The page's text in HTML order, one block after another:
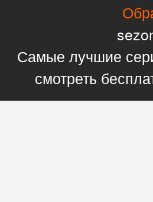
Самые лучшие
смотреть